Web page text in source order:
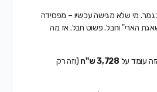
נגמר. מי שלא מגישה עכשיו – מפסידה
הארי" וחבל. פשוט חבל. אז מה
עומד על 3,728 ש"ח
(וזה רק